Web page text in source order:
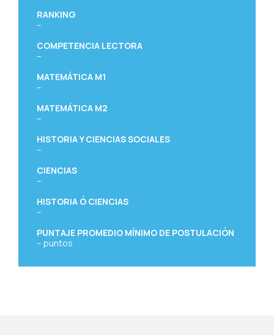
RANKING
–
COMPETENCIA LECTORA
–
MATEMÁTICA M1
–
MATEMÁTICA M2
–
HISTORIA Y CIENCIAS SOCIALES
–
CIENCIAS
–
HISTORIA Ó CIENCIAS
–
PUNTAJE PROMEDIO MÍNIMO DE POSTULACIÓN
– puntos